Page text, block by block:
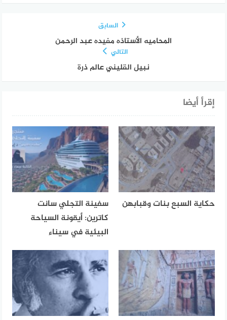
السابق
المحاميه الأستاذه مفيده عبد الرحمن
التالي
نبيل القليني عالم ذرة
إقرأ أيضا
حكاية السبع بنات وقبابهن
سفينة التجلي سانت
كاترين: أيقونة السياحة
البيئية في سيناء